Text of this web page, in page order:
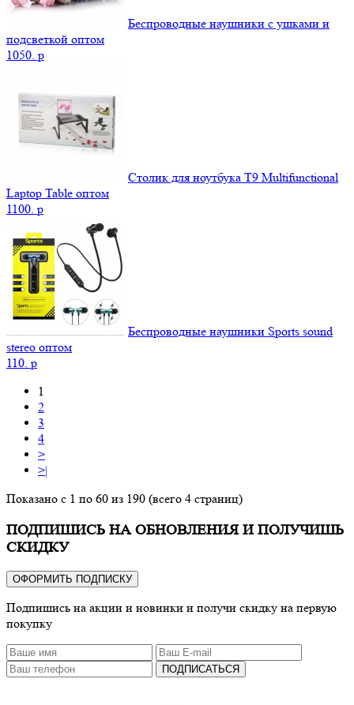
Беспроводные наушники с ушками и
подсветкой оптом
1050. p
Столик для ноутбука Т9 Мultifunctional
Laptop Table оптом
1100. p
Беспроводные наушники Sports sound
stereo оптом
110. p
1
2
3
4
>
>|
Показано с 1 по 60 из 190 (всего 4 страниц)
ПОДПИШИСЬ НА ОБНОВЛЕНИЯ И ПОЛУЧИШЬ
СКИДКУ
ОФОРМИТЬ ПОДПИСКУ
Подпишись на акции и новинки и получи скидку на первую
покупку
ПОДПИСАТЬСЯ